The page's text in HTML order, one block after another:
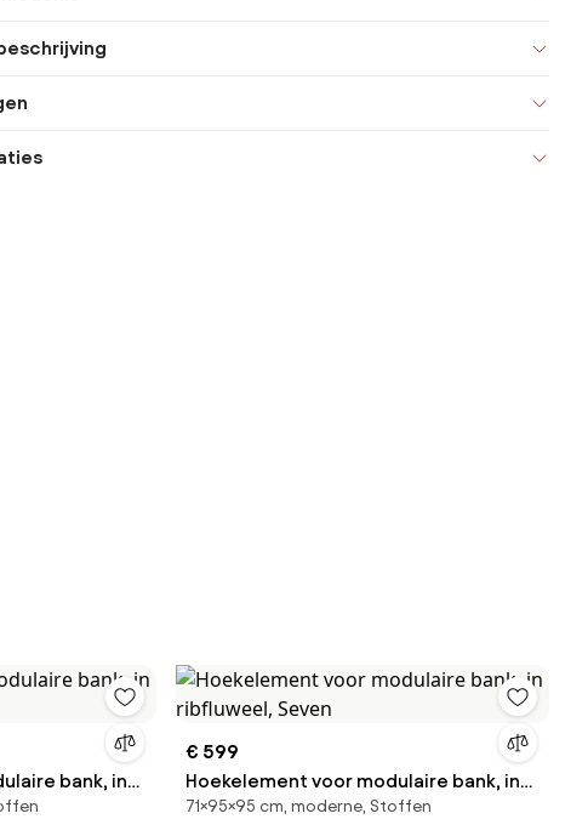
bank, in
€ 599
Hoekelement voor modulaire bank, in
ribfluweel, Seven
71×95×95 cm, moderne, Stoffen